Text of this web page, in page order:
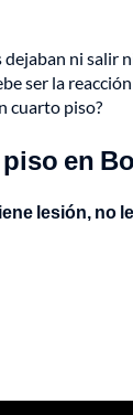
ni salir
ser la
cuarto piso?
en
lesión, no